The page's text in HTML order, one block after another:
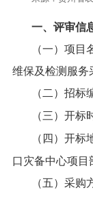
一、评审信
（一）项
维保及检测服务
（二）招
（三）开
（四）开
口灾备中心项目
（五）采购